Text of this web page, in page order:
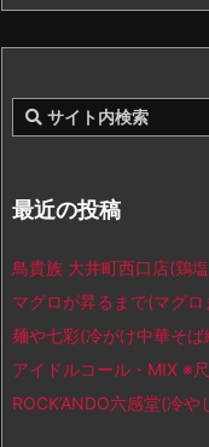
最近の投稿
鳥貴族 大井町西口店(鶏
マグロが昇るまで(マグ
麺や七彩(冷がけ中華そば
アイドルコール・MIX ※
ROCK’ANDO六感堂(冷